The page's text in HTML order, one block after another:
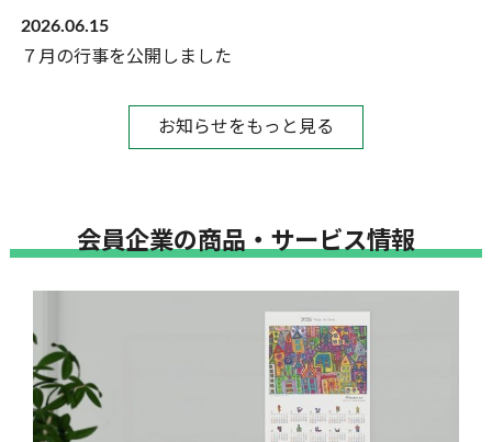
2026.06.15
７月の行事を公開しました
お知らせをもっと見る
会員企業の商品・サービス情報